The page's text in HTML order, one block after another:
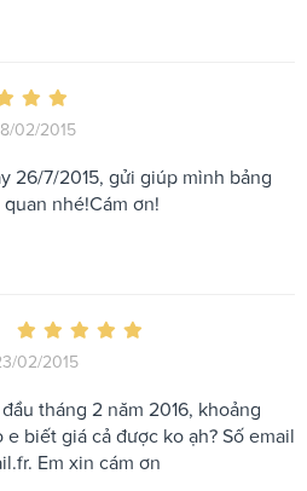
02/2015
26/7/2015, gửi giúp mình bảng
nhé!Cám ơn!
02/2015
tháng 2 năm 2016, khoảng
biết giá cả được ko ạh? Số email
. Em xin cám ơn